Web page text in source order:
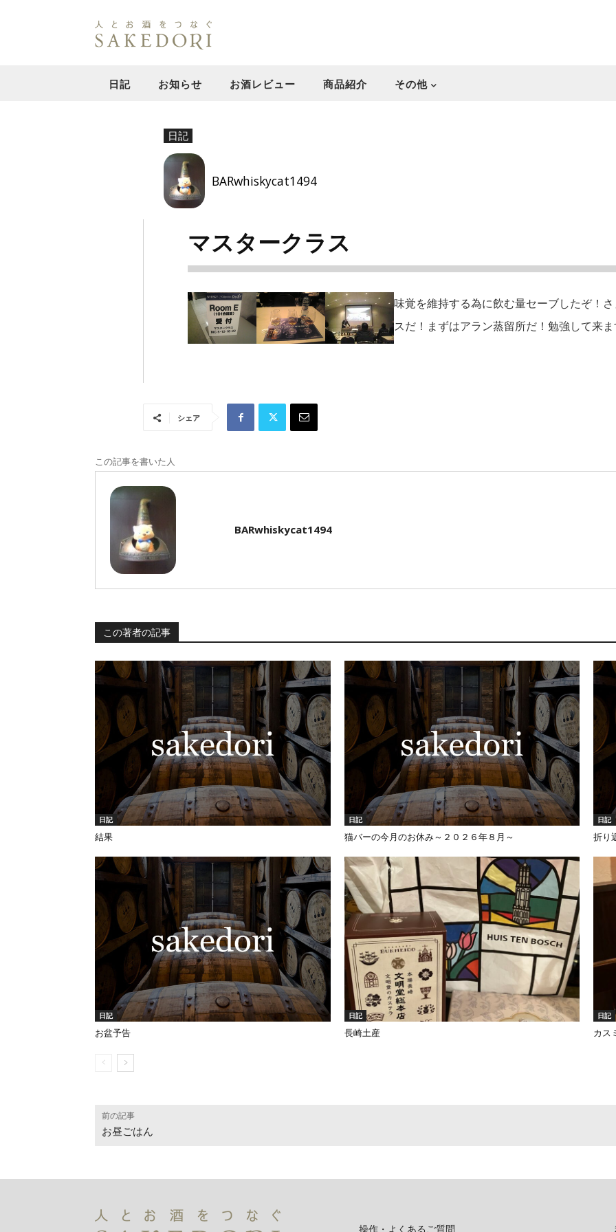
日記 お知らせ お酒レビュー 商品紹介 その他
日記
BARwhiskycat1494
マスタークラス
味覚を維持する為に飲む量セーブしたぞ！
スだ！まずはアラン蒸留所だ！勉強して来
シェア
この記事を書いた人
BARwhiskycat1494
この著者の記事
日記
結果
日記
猫バーの今月のお休み～２０２６年８月～
日記
折り
日記
お盆予告
日記
長崎土産
日記
カス
前の記事
お昼ごはん
操作・よくあるご質問